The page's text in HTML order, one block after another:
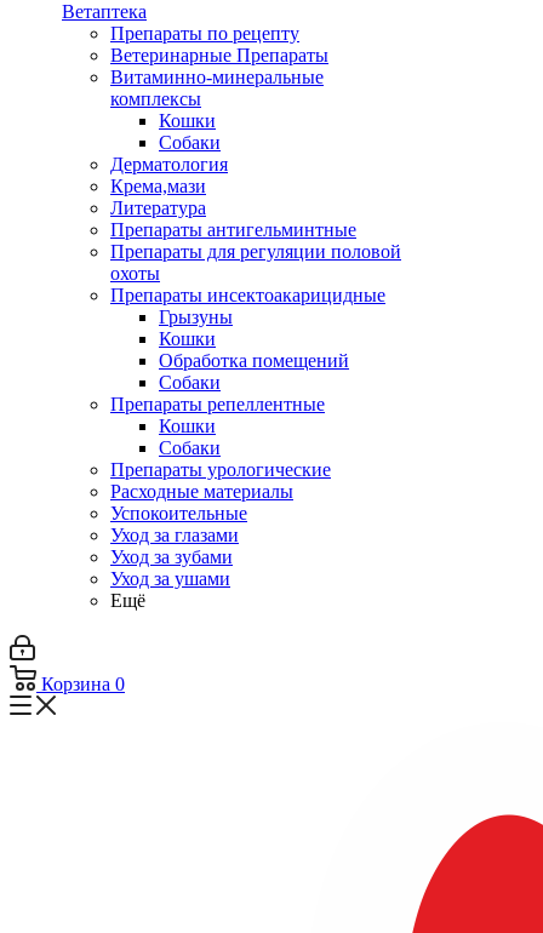
Ветаптека
Препараты по рецепту
Ветеринарные Препараты
Витаминно-минеральные
комплексы
Кошки
Собаки
Дерматология
Крема,мази
Литература
Препараты антигельминтные
Препараты для регуляции половой
охоты
Препараты инсектоакарицидные
Грызуны
Кошки
Обработка помещений
Собаки
Препараты репеллентные
Кошки
Собаки
Препараты урологические
Расходные материалы
Успокоительные
Уход за глазами
Уход за зубами
Уход за ушами
Ещё
Корзина 0